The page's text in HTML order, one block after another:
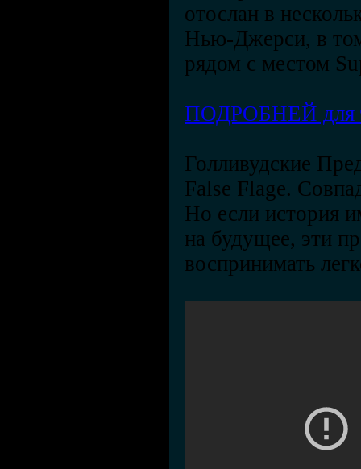
отослан в
Нью-Джерси, в
рядом с местом
ПОДРОБНЕЙ для
Голливудские
False Flage.
Но если история
на будущее, эти
воспринимать